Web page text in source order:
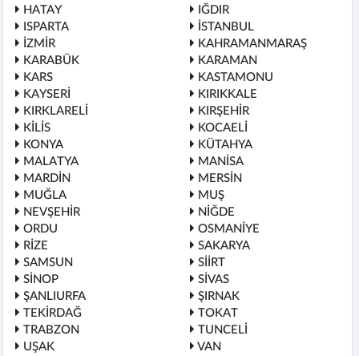
HATAY
IĞDIR
ISPARTA
İSTANBUL
İZMİR
KAHRAMANMARAŞ
KARABÜK
KARAMAN
KARS
KASTAMONU
KAYSERİ
KIRIKKALE
KIRKLARELİ
KIRŞEHİR
KİLİS
KOCAELİ
KONYA
KÜTAHYA
MALATYA
MANİSA
MARDİN
MERSİN
MUĞLA
MUŞ
NEVŞEHİR
NİĞDE
ORDU
OSMANİYE
RİZE
SAKARYA
SAMSUN
SİİRT
SİNOP
SİVAS
ŞANLIURFA
ŞIRNAK
TEKİRDAĞ
TOKAT
TRABZON
TUNCELİ
UŞAK
VAN